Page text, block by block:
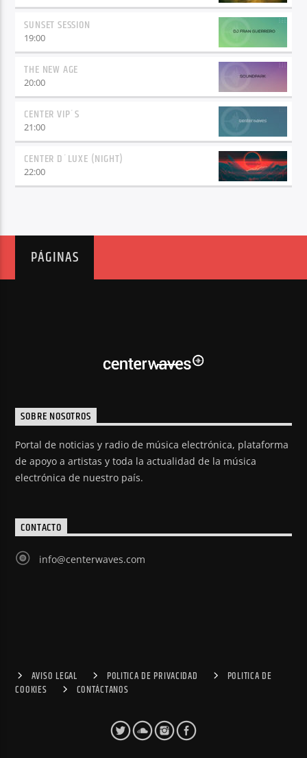
SUNSET SESSION
19:00
THE NEW AGE
20:00
CENTER VIP´S
21:00
CENTER D´LUXE (NIGHT)
22:00
PÁGINAS
SOBRE NOSOTROS
Portal de noticias y radio de música electrónica, plataforma
de apoyo a artistas y toda la actualidad de la música
electrónica de nuestro país.
CONTACTO
info@centerwaves.com
AVISO LEGAL POLITICA DE PRIVACIDAD
POLITICA DE
COOKIES
CONTÁCTANOS